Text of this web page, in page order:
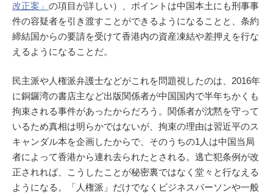
改正案」 の項目が詳しい）、ポイントは中国本土にも刑事事
件の容疑者を引き渡すことができるようになることと、条約
締結国からの要請を受けて香港内の資産凍結や差押えを行な
えるようになることだ。
民主派や人権派弁護士などがこれを問題視したのは、2016年
に銅鑼湾の書店主など出版関係者が中国国内で半年ちかくも
拘束される事件があったからだろう。関係者が沈黙を守って
いるため真相は明らかではないが、拘束の理由は習近平のス
キャンダル本を企画したからで、そのうちの1人は中国当局
者によって香港から連れ去られたとされる。逃亡犯条例が改
正されれば、こうしたことが秘密裏ではなく堂々と行なえる
ようになる。「人権派」だけでなくビジネスパーソンや一般